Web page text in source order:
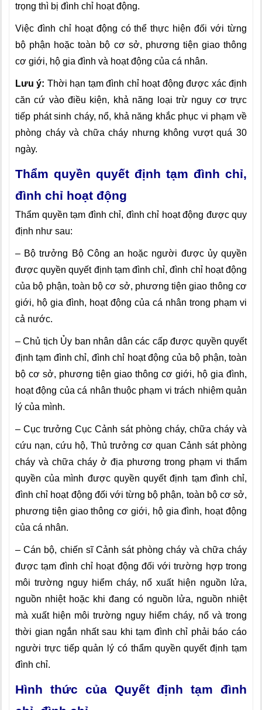
trọng thì bị đình chỉ hoạt động.
Việc đình chỉ hoạt động có thể thực hiện đối với từng
bộ phận hoặc toàn bộ cơ sở, phương tiện giao thông
cơ giới, hộ gia đình và hoạt động của cá nhân.
Lưu ý: Thời hạn tạm đình chỉ hoạt động được xác định
căn cứ vào điều kiện, khả năng loại trừ nguy cơ trực
tiếp phát sinh cháy, nổ, khả năng khắc phục vi phạm về
phòng cháy và chữa cháy nhưng không vượt quá 30
ngày.
Thẩm quyền quyết định tạm đình chỉ,
đình chỉ hoạt động
Thẩm quyền tạm đình chỉ, đình chỉ hoạt động được quy
định như sau:
– Bộ trưởng Bộ Công an hoặc người được ủy quyền
được quyền quyết định tạm đình chỉ, đình chỉ hoạt động
của bộ phận, toàn bộ cơ sở, phương tiện giao thông cơ
giới, hộ gia đình, hoạt động của cá nhân trong phạm vi
cả nước.
– Chủ tịch Ủy ban nhân dân các cấp được quyền quyết
định tạm đình chỉ, đình chỉ hoạt động của bộ phận, toàn
bộ cơ sở, phương tiện giao thông cơ giới, hộ gia đình,
hoạt động của cá nhân thuộc phạm vi trách nhiệm quản
lý của mình.
– Cục trưởng Cục Cảnh sát phòng cháy, chữa cháy và
cứu nạn, cứu hộ, Thủ trưởng cơ quan Cảnh sát phòng
cháy và chữa cháy ở địa phương trong phạm vi thẩm
quyền của mình được quyền quyết định tạm đình chỉ,
đình chỉ hoạt động đối với từng bộ phận, toàn bộ cơ sở,
phương tiện giao thông cơ giới, hộ gia đình, hoạt động
của cá nhân.
– Cán bộ, chiến sĩ Cảnh sát phòng cháy và chữa cháy
được tạm đình chỉ hoạt động đối với trường hợp trong
môi trường nguy hiểm cháy, nổ xuất hiện nguồn lửa,
nguồn nhiệt hoặc khi đang có nguồn lửa, nguồn nhiệt
mà xuất hiện môi trường nguy hiểm cháy, nổ và trong
thời gian ngắn nhất sau khi tạm đình chỉ phải báo cáo
người trực tiếp quản lý có thẩm quyền quyết định tạm
đình chỉ.
Hình thức của Quyết định tạm đình